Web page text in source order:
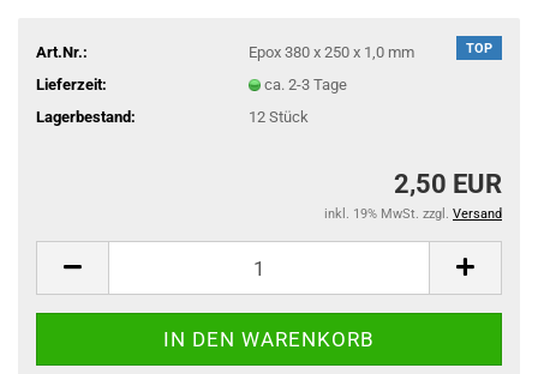
TOP
Art.Nr.:
Epox 380 x 250 x 1,0 mm
Lieferzeit:
ca. 2-3 Tage
Lagerbestand:
12 Stück
2,50 EUR
inkl. 19% MwSt. zzgl. Versand